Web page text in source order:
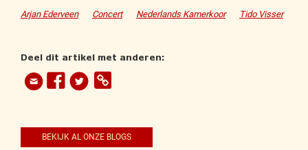
Arjan Ederveen Concert Nederlands Kamerkoor Tido Visser
Deel dit artikel met anderen:
BEKIJK AL ONZE BLOGS